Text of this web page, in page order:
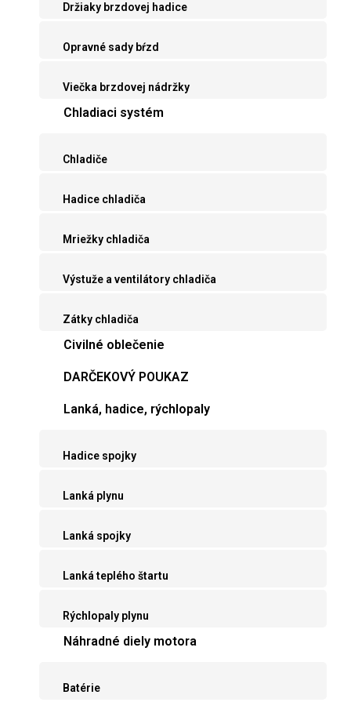
Držiaky brzdovej hadice
Opravné sady bŕzd
Viečka brzdovej nádržky
Chladiaci systém
Chladiče
Hadice chladiča
Mriežky chladiča
Výstuže a ventilátory chladiča
Zátky chladiča
Civilné oblečenie
DARČEKOVÝ POUKAZ
Lanká, hadice, rýchlopaly
Hadice spojky
Lanká plynu
Lanká spojky
Lanká teplého štartu
Rýchlopaly plynu
Náhradné diely motora
Batérie